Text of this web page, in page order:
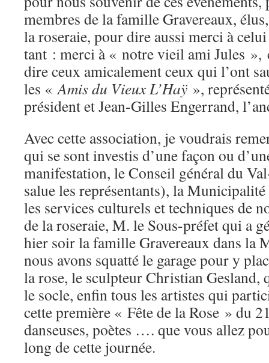
membres de la famille Gravereaux,
la roseraie, pour dire aussi merci à
tant : merci à « notre vieil ami Jules »,
dire ceux amicalement ceux qui l’ont
les «Amis du Vieux L’Haÿ »,
président et Jean-Gilles Engerrand,
Avec cette association, je voudrais
qui se sont investis d’une façon ou
manifestation, le Conseil général du
salue les représentants), la Municipalité
les services culturels et techniques de
de la roseraie, M. le Sous-préfet qui a
hier soir la famille Gravereaux dans la
nous avons squatté le garage pour y
la rose, le sculpteur Christian Gesland,
le socle, enfin tous les artistes qui
cette première « Fête de la Rose » du
danseuses, poètes …. que vous allez
long de cette journée.